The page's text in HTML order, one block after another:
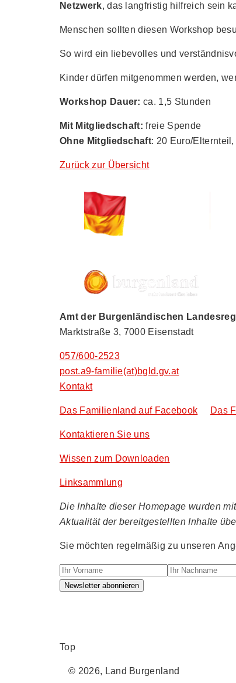
Netzwerk, das langfristig hilfreich sein
Menschen sollten diesen Workshop
So wird ein liebevolles und
Kinder dürfen mitgenommen werden,
Workshop Dauer: ca. 1,5 Stunden
Mit Mitgliedschaft:freie Spende
Ohne Mitgliedschaft: 20 Euro/
Zurück zur Übersicht
Amt der Burgenländischen
Marktstraße 3, 7000 Eisenstadt
057/600-2523
post.a9-familie(at)bgld.gv.at
Kontakt
Das Familienland auf Facebook Das
Kontaktieren Sie uns
Wissen zum Downloaden
Linksammlung
Die Inhalte dieser Homepage wurden
Aktualität der bereitgestellten Inhalte
Sie möchten regelmäßig zu unseren
Ihr Vorname Ihr Nachname
Newsletter abonnieren
Top
© 2026, Land Burgenland